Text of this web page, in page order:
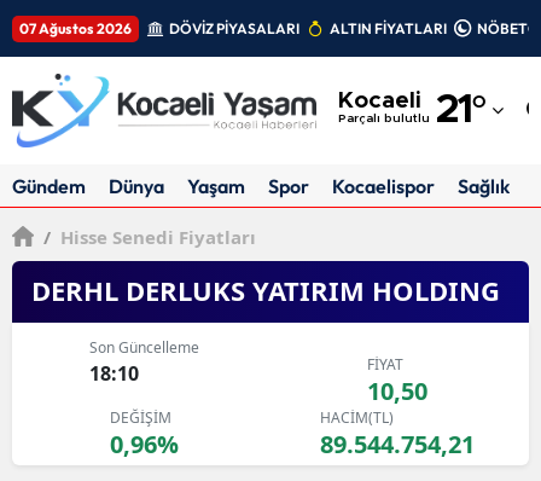
07 Ağustos 2026 DÖVİZ PİYASALARI ALTIN FİYATLARI
Kocaeli
Parçalı bulutlu 21°
Adıyaman
Ankara
Antalya
Artvin
Aydın
Gündem Dünya Yaşam Spor Kocaelispor Sağlık
/ Hisse Senedi Fiyatları
DERHL DERLUKS YATIRIM HOLDING
Son Güncelleme
18:10 FİYAT
10,50
DEĞİŞİM
0,96%
HACİM(TL)
89.544.754,21